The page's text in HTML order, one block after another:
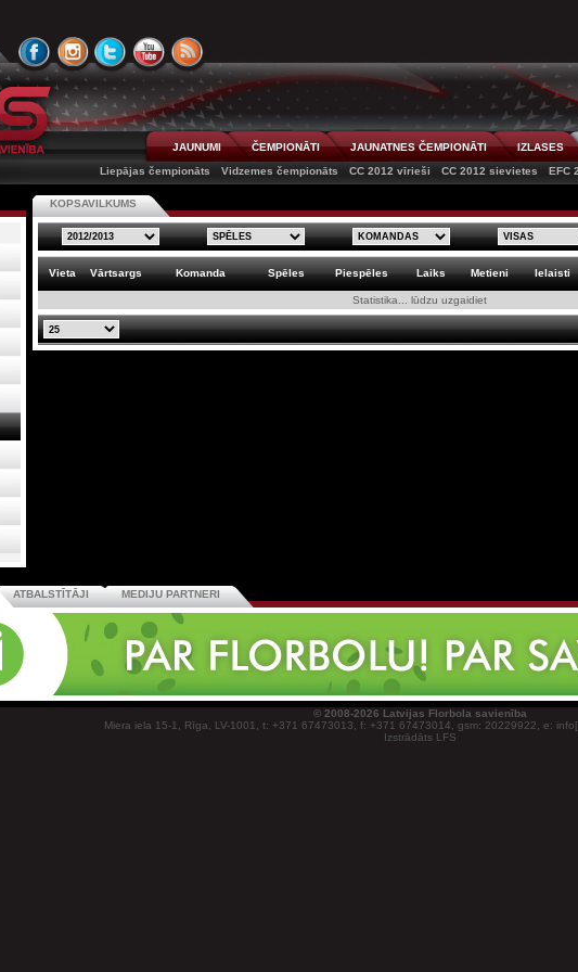
JAUNUMI ČEMPIONĀTI JAUNATNES ČEMPIONĀTI IZLASES
Liepājas čempionāts
Vidzemes čempionāts CC 2012 vīrieši CC 2012 sievietes EFC
KOPSAVILKUMS
Vieta Vārtsargs Komanda Spēles Piespēles Laiks Metieni Ielaisti
Statistika... lūdzu uzgaidiet
ATBALSTĪTĀJI MEDIJU PARTNERI
© 2008-2026 Latvijas Florbola savienība
Miera iela 15-1, Rīga, LV-1001, t: +371 67473013, f: +371 67473014, gsm: 20229922, e:
Izstrādāts LFS